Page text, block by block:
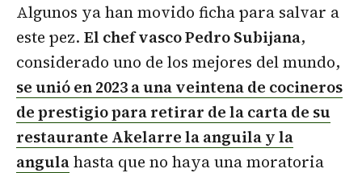
Algunos ya han movido ficha para salvar a
este pez. El chef vasco Pedro Subijana,
considerado uno de los mejores del mundo,
se unió en 2023 a una veintena de cocineros
de prestigio para retirar de la carta de su
restaurante Akelarre la anguila y la
angulahasta que no haya una moratoria